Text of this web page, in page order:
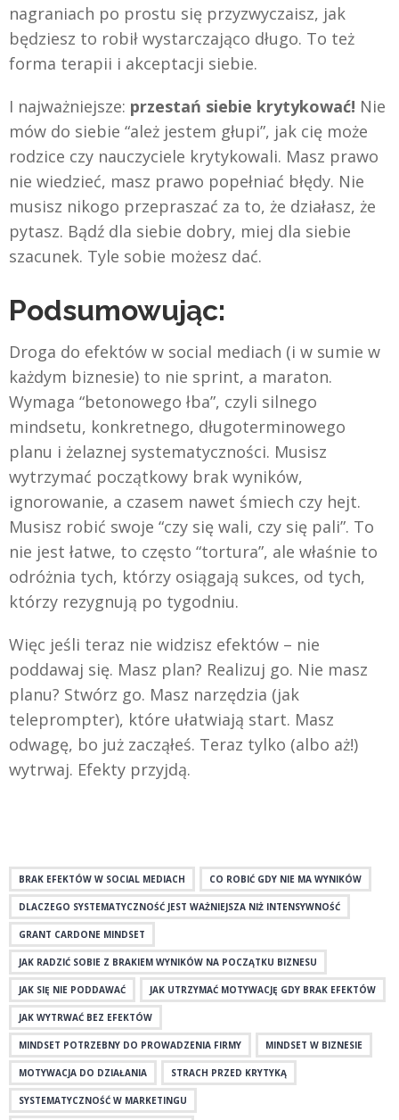
nagraniach po prostu się przyzwyczaisz, jak
będziesz to robił wystarczająco długo. To też
forma terapii i akceptacji siebie.
I najważniejsze: przestań siebie krytykować! Nie
mów do siebie “ależ jestem głupi”, jak cię może
rodzice czy nauczyciele krytykowali. Masz prawo
nie wiedzieć, masz prawo popełniać błędy. Nie
musisz nikogo przepraszać za to, że działasz, że
pytasz. Bądź dla siebie dobry, miej dla siebie
szacunek. Tyle sobie możesz dać.
Podsumowując:
Droga do efektów w social mediach (i w sumie w
każdym biznesie) to nie sprint, a maraton.
Wymaga “betonowego łba”, czyli silnego
mindsetu, konkretnego, długoterminowego
planu i żelaznej systematyczności. Musisz
wytrzymać początkowy brak wyników,
ignorowanie, a czasem nawet śmiech czy hejt.
Musisz robić swoje “czy się wali, czy się pali”. To
nie jest łatwe, to często “tortura”, ale właśnie to
odróżnia tych, którzy osiągają sukces, od tych,
którzy rezygnują po tygodniu.
Więc jeśli teraz nie widzisz efektów – nie
poddawaj się. Masz plan? Realizuj go. Nie masz
planu? Stwórz go. Masz narzędzia (jak
teleprompter), które ułatwiają start. Masz
odwagę, bo już zacząłeś. Teraz tylko (albo aż!)
wytrwaj. Efekty przyjdą.
BRAK EFEKTÓW W SOCIAL MEDIACH CO ROBIĆ GDY NIE MA WYNIKÓW
DLACZEGO SYSTEMATYCZNOŚĆ JEST WAŻNIEJSZA NIŻ INTENSYWNOŚĆ
GRANT CARDONE MINDSET
JAK RADZIĆ SOBIE Z BRAKIEM WYNIKÓW NA POCZĄTKU BIZNESU
JAK SIĘ NIE PODDAWAĆ JAK UTRZYMAĆ MOTYWACJĘ GDY BRAK EFEKTÓW
JAK WYTRWAĆ BEZ EFEKTÓW
MINDSET POTRZEBNY DO PROWADZENIA FIRMY MINDSET W BIZNESIE
MOTYWACJA DO DZIAŁANIA STRACH PRZED KRYTYKĄ
SYSTEMATYCZNOŚĆ W MARKETINGU